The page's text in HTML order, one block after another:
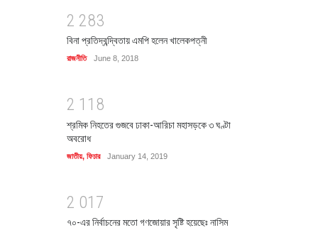
2 283
বিনা প্রতিদ্বন্দ্বিতায় এমপি হলেন খালেকপত্নী
রাজনীতি June 8, 2018
2 1 1 8
শ্রমিক নিহতের গুজবে ঢাকা-আরিচা মহাসড়কে ৩ ঘণ্টা
অবরোধ
জাতীয়, ফিচার January 14, 2019
2 01 7
৭০-এর নির্বাচনের মতো গণজোয়ার সৃষ্টি হয়েছেঃ নাসিম